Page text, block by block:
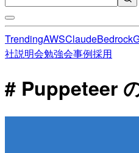
TrendingAWSClaudeBedrock
社説明会勉強会事例採用
# Puppeteer